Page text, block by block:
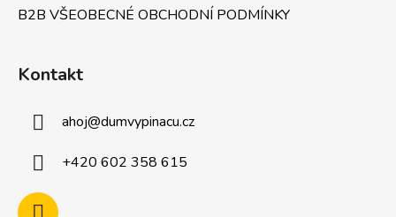
B2B VŠEOBECNÉ OBCHODNÍ PODMÍNKY
Kontakt
ahoj@dumvypinacu.cz
+420 602 358 615